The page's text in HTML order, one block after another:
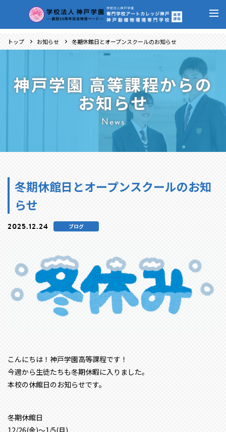
トップ お知らせ 冬期休館日とオープンスクールのお知らせ
神戸学園 高等課程からの
お知らせ
News
冬期休館日とオープンスクールのお知
らせ
2025.12.24 ブログ
こんにちは！神戸学園高等課程です！
今週から生徒たちも冬期休暇に入りました。
本校の休館日のお知らせです。
冬期休館日